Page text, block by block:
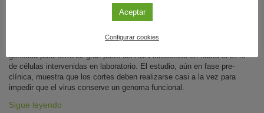
09 de agosto de 2026
Un equipo internacional del que forma parte el Instituto de Parasitología
genética para eliminar gran parte del ADN infeccioso en hasta el 97%
de células intervenidas en laboratorio. El estudio, aún en fase pre-
clínica, muestra que los cortes deben realizarse casi a la vez para
impedir que el virus conserve un genoma funcional.
Sigue leyendo
Aceptar
Configurar cookies